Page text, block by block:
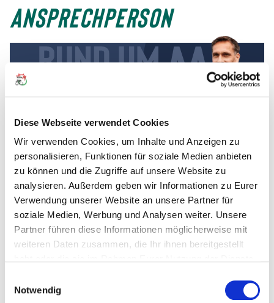
Diese Webseite verwendet Cookies
Wir verwenden Cookies, um Inhalte und Anzeigen zu
personalisieren, Funktionen für soziale Medien anbieten
zu können und die Zugriffe auf unsere Website zu
analysieren. Außerdem geben wir Informationen zu Eurer
Verwendung unserer Website an unsere Partner für
soziale Medien, Werbung und Analysen weiter. Unsere
Partner führen diese Informationen möglicherweise mit
weiteren Daten zusammen, die Ihr ihnen bereitgestellt
Notwendig
ANSPRECHPERSON
JAN
Presse, Nachhaltigkeit
presse@ausdauersport.koeln